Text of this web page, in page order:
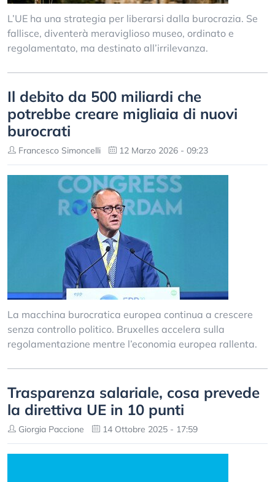
L’UE ha una strategia per liberarsi dalla burocrazia. Se
fallisce, diventerà meraviglioso museo, ordinato e
regolamentato, ma destinato all’irrilevanza.
Il debito da 500 miliardi che
potrebbe creare migliaia di nuovi
burocrati
Francesco Simoncelli 12 Marzo 2026 - 09:23
La macchina burocratica europea continua a crescere
senza controllo politico. Bruxelles accelera sulla
regolamentazione mentre l’economia europea rallenta.
Trasparenza salariale, cosa prevede
la direttiva UE in 10 punti
Giorgia Paccione 14 Ottobre 2025 - 17:59